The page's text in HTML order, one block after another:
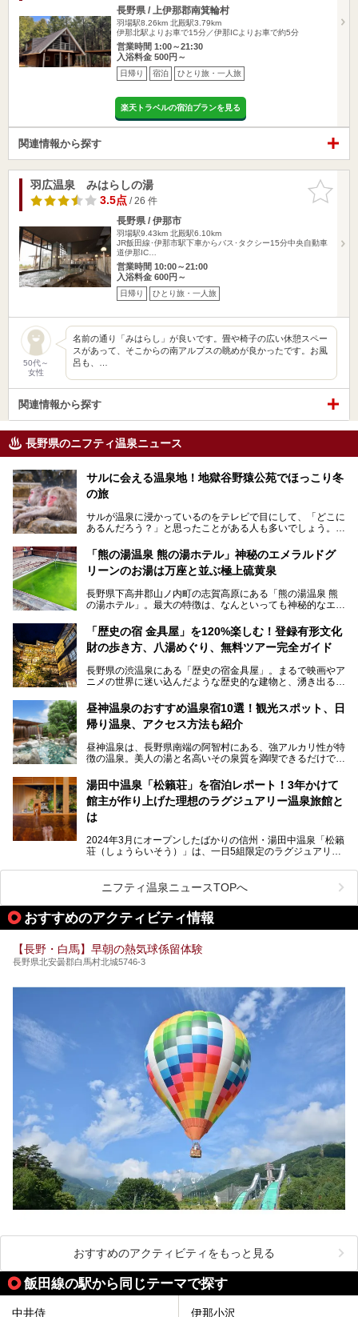
長野県 / 上伊那郡南箕輪村
羽場駅8.26km 北殿駅3.79km
伊那北駅よりお車で15分／伊那ICよりお車で約5分
営業時間 1:00～21:30
入浴料金 500円～
日帰り 宿泊 ひとり旅・一人旅
楽天トラベルの宿泊プランを見る
関連情報から探す
お気に入
りに追加
羽広温泉 みはらしの湯
3.5点/ 26 件
長野県 / 伊那市
羽場駅9.43km 北殿駅6.10km
JR飯田線･伊那市駅下車からバス･タクシー15分中央自動車
道伊那IC…
営業時間 10:00～21:00
入浴料金 600円～
日帰り ひとり旅・一人旅
50代～
女性
名前の通り「みはらし」が良いです。畳や椅子の広い休憩スペー
スがあって、そこからの南アルプスの眺めが良かったです。お風
呂も、…
関連情報から探す
長野県のニフティ温泉ニュース
サルに会える温泉地！地獄谷野猿公苑でほっこり冬
の旅
サルが温泉に浸かっているのをテレビで目にして、「どこに
あるんだろう？」と思ったことがある人も多いでしょう。
この微笑ましい光景は、長野県にある「地獄谷野猿公苑」で
見られるもので、野生のサルが雪景色の中で温泉に浸かる姿
を間近で観察できます。
本記事では、地獄谷野猿公苑の魅力や見どころ、サルと温泉
との関係性、地獄谷周辺の観光スポットについて紹介しま
ので、野生のサルを観察する貴重な自然体験と温泉をあわせ
て楽しみたい人は、ぜひ参考にしてください。
「熊の湯温泉 熊の湯ホテル」神秘のエメラルドグ
リーンのお湯は万座と並ぶ極上硫黄泉
長野県下高井郡山ノ内町の志賀高原にある「熊の湯温泉 熊
の湯ホテル」。最大の特徴は、なんといっても神秘的なエメ
リピートするファンも多い温泉です。冬はスキーと一緒に楽
しみたい極上の温泉を紹介します。
「歴史の宿 金具屋」を120%楽しむ！登録有形文化
財の歩き方、八湯めぐり、無料ツアー完全ガイド
長野県の渋温泉にある「歴史の宿金具屋」。まるで映画やア
ニメの世界に迷い込んだような歴史的な建物と、湧き出る温
を隅々まで楽しみたいですよね。この記事では、金具屋での
滞在を最高の思い出にするための「楽しみ方」を徹底的にご
紹介します！
昼神温泉のおすすめ温泉宿10選！観光スポット、日
帰り温泉、アクセス方法も紹介
昼神温泉は、長野県南端の阿智村にある、強アルカリ性が特
徴の温泉。美人の湯と名高いその泉質を満喫できるだけでな
昼神温泉では、朝市などの観光スポットや、信州名物のおや
きを楽しめるグルメスポットなど、観光を楽しむにはぴった
りの場所が豊富にあります。
この記事では、昼神温泉での滞在を充実させる宿泊施設や日
帰り温泉、見どころ満載の観光・グルメスポットに加え、ア
クセス方法も順に紹介します。
湯田中温泉「松籟荘」を宿泊レポート！3年かけて
館主が作り上げた理想のラグジュアリー温泉旅館と
は
2024年3月にオープンしたばかりの信州・湯田中温泉「松籟
荘（しょうらいそう）」は、一日5組限定のラグジュアリー
ライベートに楽しめる非日常感が味わえます。また宿泊者は
道向かいの「よろづや」の大浴場「桃山風呂」や共同浴場の
「湯田中大湯」も利用ができます。
極上のお湯に浸り上質なお料理に舌鼓、特別な日に泊まりた
い湯田中温泉「松籟荘」を、実際に宿泊した目線で紹介しま
ニフティ温泉ニュースTOPへ
おすすめのアクティビティ情報
【長野・白馬】早朝の熱気球係留体験
長野県北安曇郡白馬村北城5746-3
おすすめのアクティビティをもっと見る
飯田線の駅から同じテーマで探す
中井侍 伊那小沢